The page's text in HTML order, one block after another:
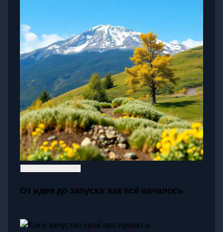
От идеи до запуска: как всё началось